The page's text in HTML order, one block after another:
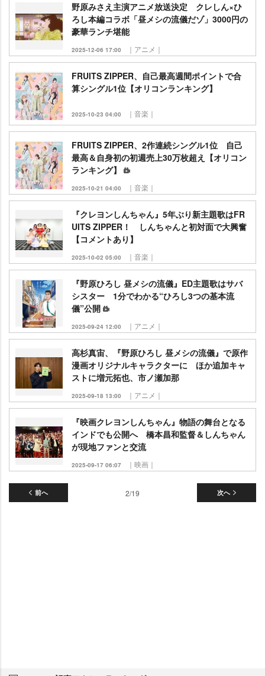
野原みさえ主演アニメ放送決定 クレしん×ひ
ろし本編コラボ「昼メシの流儀だゾ」3000円の
豪華ランチ堪能
2025-12-06 17:00 ｜アニメ｜
FRUITS ZIPPER、自己最高週間ポイントで合
算シングル1位【オリコンランキング】
2025-10-23 04:00 ｜音楽｜
FRUITS ZIPPER、2作連続シングル1位 自己
最高＆自身初の初週売上30万枚超え【オリコン
ランキング】
2025-10-21 04:00 ｜音楽｜
『クレヨンしんちゃん』5年ぶり新主題歌はFR
UITS ZIPPER！ しんちゃんと初対面で大興奮
【コメントあり】
2025-10-02 05:00 ｜音楽｜
『野原ひろし 昼メシの流儀』ED主題歌はサバ
シスター 1分でわかる“ひろし3つの基本流
儀”公開
2025-09-24 12:00 ｜アニメ｜
高杉真宙、『野原ひろし 昼メシの流儀』で原作
漫画オリジナルキャラクターに ほか追加キャ
ストに増元拓也、市ノ瀬加那
2025-09-18 13:00 ｜アニメ｜
『映画クレヨンしんちゃん』物語の舞台となる
インドでも公開へ 橋本昌和監督＆しんちゃん
が現地ファンと交流
2025-09-17 06:07 ｜映画｜
前へ 次へ
2/19